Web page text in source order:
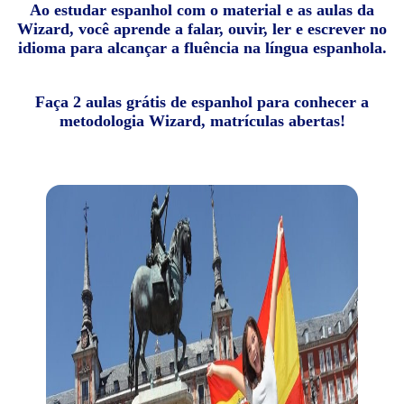
Ao estudar espanhol com o material e as aulas da
Wizard, você aprende a falar, ouvir, ler e escrever no
idioma para alcançar a fluência na língua espanhola.
Faça 2 aulas grátis de espanhol para conhecer a
metodologia Wizard, matrículas abertas!